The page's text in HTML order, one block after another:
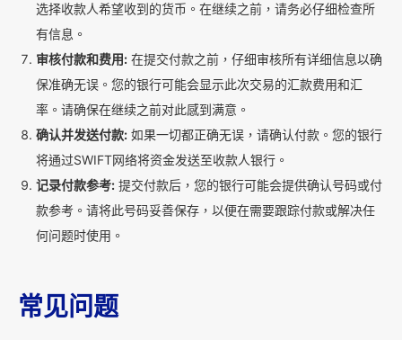
选择收款人希望收到的货币。在继续之前，请务必仔细检查所
有信息。
审核付款和费用: 在提交付款之前，仔细审核所有详细信息以确
保准确无误。您的银行可能会显示此次交易的汇款费用和汇
率。请确保在继续之前对此感到满意。
确认并发送付款: 如果一切都正确无误，请确认付款。您的银行
将通过SWIFT网络将资金发送至收款人银行。
记录付款参考: 提交付款后，您的银行可能会提供确认号码或付
款参考。请将此号码妥善保存，以便在需要跟踪付款或解决任
何问题时使用。
常见问题